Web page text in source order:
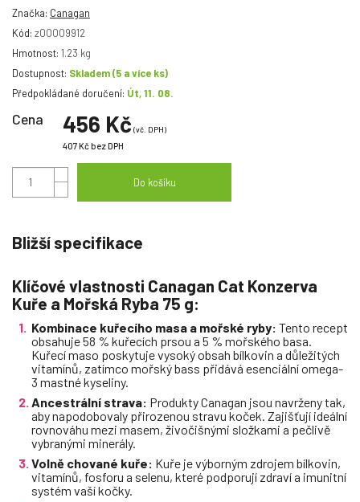
Značka: Canagan
Kód: z00009912
Hmotnost: 1.23 kg
Dostupnost: Skladem(5 a více ks)
Předpokládané doručení: Út, 11. 08.
Cena 456 Kč(vč. DPH)
407 Kčbez DPH
Do košíku
Bližší specifikace
Klíčové vlastnosti Canagan Cat Konzerva
Kuře a Mořská Ryba 75 g:
Kombinace kuřecího masa a mořské ryby: Tento recept
obsahuje 58 % kuřecích prsou a 5 % mořského basa.
Kuřecí maso poskytuje vysoký obsah bílkovin a důležitých
vitamínů, zatímco mořský bass přidává esenciální omega-
3 mastné kyseliny.
Ancestrální strava: Produkty Canagan jsou navrženy tak,
aby napodobovaly přirozenou stravu koček. Zajišťují ideální
rovnováhu mezi masem, živočišnými složkami a pečlivě
vybranými minerály.
Volně chované kuře: Kuře je výborným zdrojem bílkovin,
vitamínů, fosforu a selenu, které podporují zdraví a imunitní
systém vaší kočky.